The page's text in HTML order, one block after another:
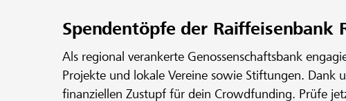
Spendentöpfe der Raiffeisenbank
Als regional verankerte Genossenschaftsbank
Projekte und lokale Vereine sowie Stiftungen. Dank
finanziellen Zustupf für dein Crowdfunding. Prüfe